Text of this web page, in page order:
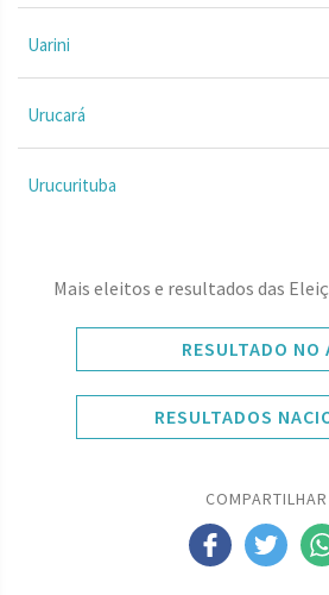
Uarini
Urucará
Urucurituba
Mais eleitos e resultados das
RESULTADO NO
RESULTADOS
COMPARTILHAR